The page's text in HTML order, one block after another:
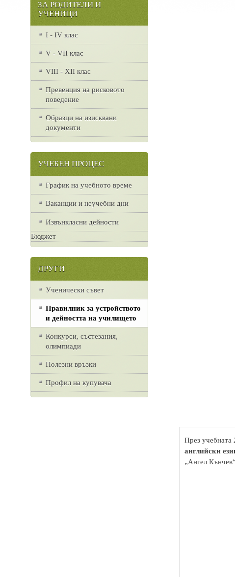
ЗА РОДИТЕЛИ И
УЧЕНИЦИ
I - IV клас
V - VII клас
VІІІ - ХІІ клас
Превенция на рисковото
поведение
Образци на изисквани
документи
УЧЕБЕН ПРОЦЕС
График на учебното време
Ваканции и неучебни дни
Извънкласни дейности
Бюджет
ДРУГИ
Ученически съвет
Правилник за устройството
и дейността на училището
Конкурси, състезания,
олимпиади
Полезни връзки
Профил на купувача
През учебната
английски
„Ангел